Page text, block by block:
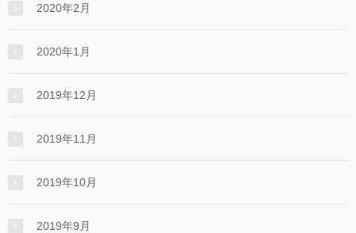
2020年2月
2020年1月
2019年12月
2019年11月
2019年10月
2019年9月